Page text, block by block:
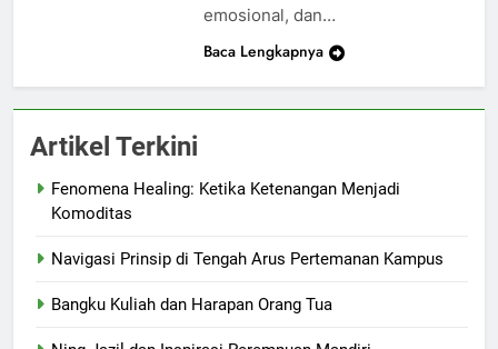
emosional, dan…
Baca Lengkapnya
Artikel Terkini
Fenomena Healing: Ketika Ketenangan Menjadi
Komoditas
Navigasi Prinsip di Tengah Arus Pertemanan Kampus
Bangku Kuliah dan Harapan Orang Tua